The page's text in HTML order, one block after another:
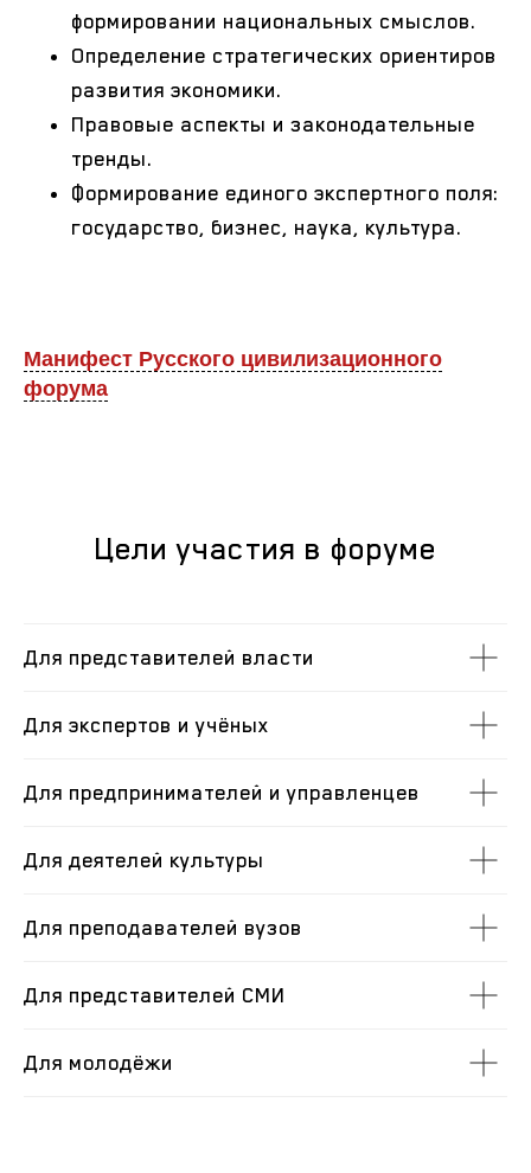
формировании национальных смыслов.
Определение стратегических ориентиров
развития экономики.
Правовые аспекты и законодательные
тренды.
Формирование единого экспертного поля:
государство, бизнес, наука, культура.
Манифест Русского цивилизационного
форума
Цели участия в форуме
Для представителей власти
Для экспертов и учёных
Для предпринимателей и управленцев
Для деятелей культуры
Для преподавателей вузов
Для представителей СМИ
Для молодёжи